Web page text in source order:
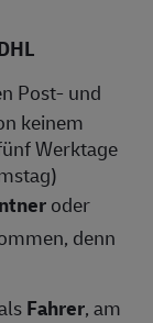
Post- und
keinem
Werktage
oder
denn
Fahrer, am